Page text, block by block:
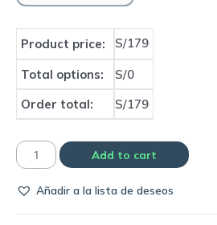
Product price: S/179
Total options:
S/0
Order total:
S/179
Camiseta
1997
Add to cart
Añadir a la lista de deseos